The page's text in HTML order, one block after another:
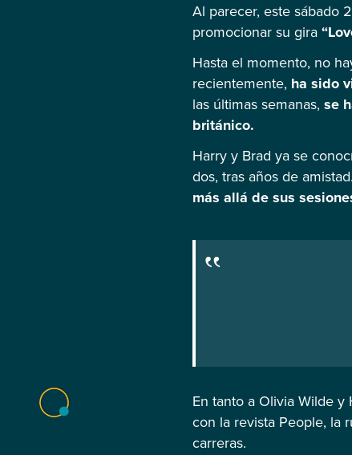
Al parecer, este sábado
promocionar su gira
Hasta el momento, no
recientemente, ha sido
las últimas semanas, se
británico.
Harry y Brad ya se
dos, tras años de
más allá de sus
En tanto a Olivia Wilde
con la revista People, la
carreras.